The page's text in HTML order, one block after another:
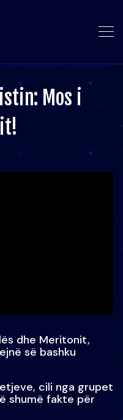
Mos i
dhe Meritonit,
së bashku
cili nga grupet
shumë fakte për